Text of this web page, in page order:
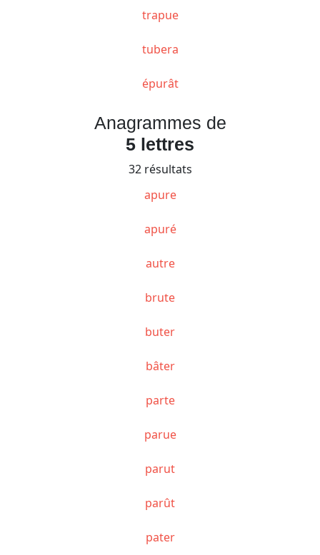
trapue
tubera
épurât
Anagrammes de
5 lettres
32 résultats
apure
apuré
autre
brute
buter
bâter
parte
parue
parut
parût
pater